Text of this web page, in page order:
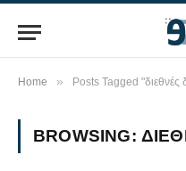
Home » Posts Tagged "διεθνές
BROWSING: